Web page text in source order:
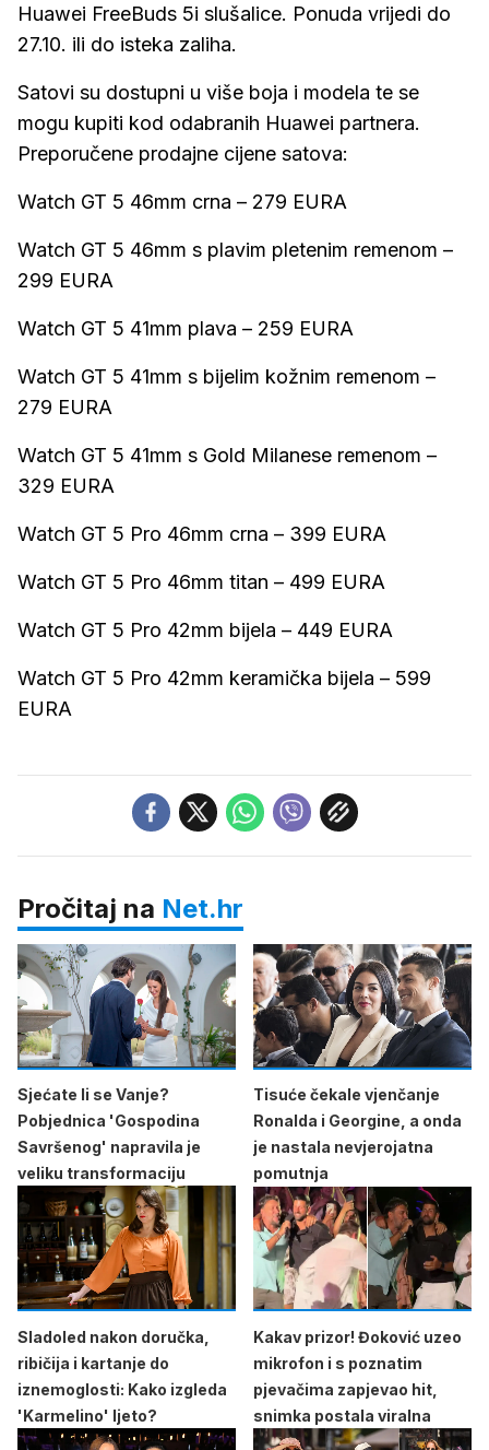
Huawei FreeBuds 5i slušalice. Ponuda vrijedi do
27.10. ili do isteka zaliha.
Satovi su dostupni u više boja i modela te se
mogu kupiti kod odabranih Huawei partnera.
Preporučene prodajne cijene satova:
Watch GT 5 46mm crna – 279 EURA
Watch GT 5 46mm s plavim pletenim remenom –
299 EURA
Watch GT 5 41mm plava – 259 EURA
Watch GT 5 41mm s bijelim kožnim remenom –
279 EURA
Watch GT 5 41mm s Gold Milanese remenom –
329 EURA
Watch GT 5 Pro 46mm crna – 399 EURA
Watch GT 5 Pro 46mm titan – 499 EURA
Watch GT 5 Pro 42mm bijela – 449 EURA
Watch GT 5 Pro 42mm keramička bijela – 599
EURA
Pročitaj na Net.hr
Sjećate li se Vanje?
Pobjednica 'Gospodina
Savršenog' napravila je
veliku transformaciju
Tisuće čekale vjenčanje
Ronalda i Georgine, a onda
je nastala nevjerojatna
pomutnja
Sladoled nakon doručka,
ribičija i kartanje do
iznemoglosti: Kako izgleda
'Karmelino' ljeto?
Kakav prizor! Đoković uzeo
mikrofon i s poznatim
pjevačima zapjevao hit,
snimka postala viralna